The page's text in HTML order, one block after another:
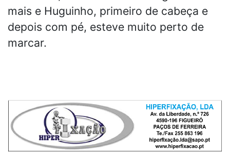
mais e Huguinho, primeiro de cabeça e
depois com pé, esteve muito perto de
marcar.